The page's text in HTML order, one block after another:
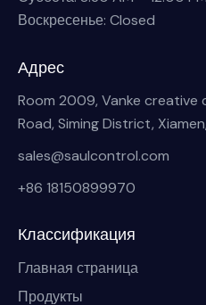
Воскресенье: Closed
Адрес
Room 2009, Vanke creative
Road, Siming District,
sales@saulcontrol.com
+86 18150899970
Классификация
Главная страница
Продукты